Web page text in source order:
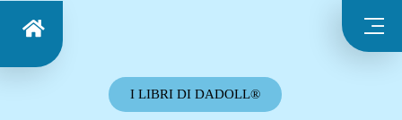
I LIBRI DI DADOLL®